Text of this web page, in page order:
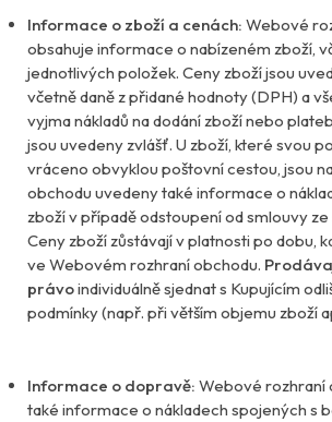
Informace o zboží a cenách: Webové
obsahuje informace o nabízeném zboží,
jednotlivých položek. Ceny zboží jsou
včetně daně z přidané hodnoty (DPH) a
vyjma nákladů na dodání zboží nebo
jsou uvedeny zvlášť. U zboží, které svou
vráceno obvyklou poštovní cestou, jsou
obchodu uvedeny také informace o
zboží v případě odstoupení od smlouvy
Ceny zboží zůstávají v platnosti po dobu,
ve Webovém rozhraní obchodu.
právoindividuálně sjednat s Kupujícím
podmínky (např. při větším objemu zboží
Informace o dopravě: Webové rozhraní
také informace o nákladech spojených s